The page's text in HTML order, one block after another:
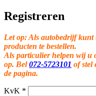
Registreren
Let op: Als autobedrijf kunt
producten te bestellen.
Als particulier helpen wij u
op. Bel072-5723101 of stel
de pagina.
KvK *